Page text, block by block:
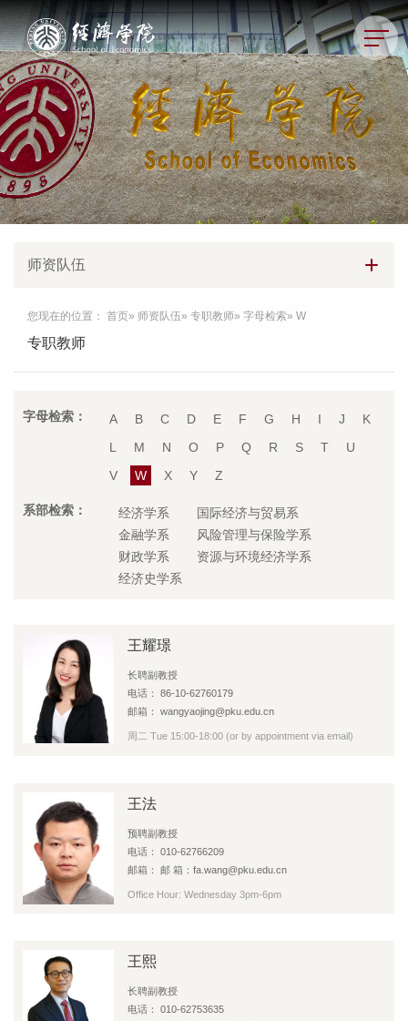
师资队伍
您现在的位置： 首页» 师资队伍» 专职教师» 字母检索» W
专职教师
字母检索： A B C D E F G H I J
K
L
M N O P Q R S T
U
V
W X Y Z
系部检索： 经济学系
国际经济与贸易系
金融学系
风险管理与保险学系
财政学系
资源与环境经济学系
经济史学系
王耀璟
长聘副教授
电话： 86-10-62760179
邮箱： wangyaojing@pku.edu.cn
周二 Tue 15:00-18:00 (or by appointment via email)
王法
预聘副教授
电话： 010-62766209
邮箱： 邮 箱：fa.wang@pku.edu.cn
Office Hour: Wednesday 3pm-6pm
王熙
长聘副教授
电话： 010-62753635